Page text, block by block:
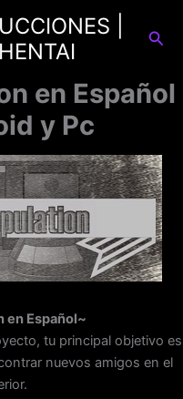
|
en Español
y Pc
en Español~
tu principal objetivo es
nuevos amigos en el